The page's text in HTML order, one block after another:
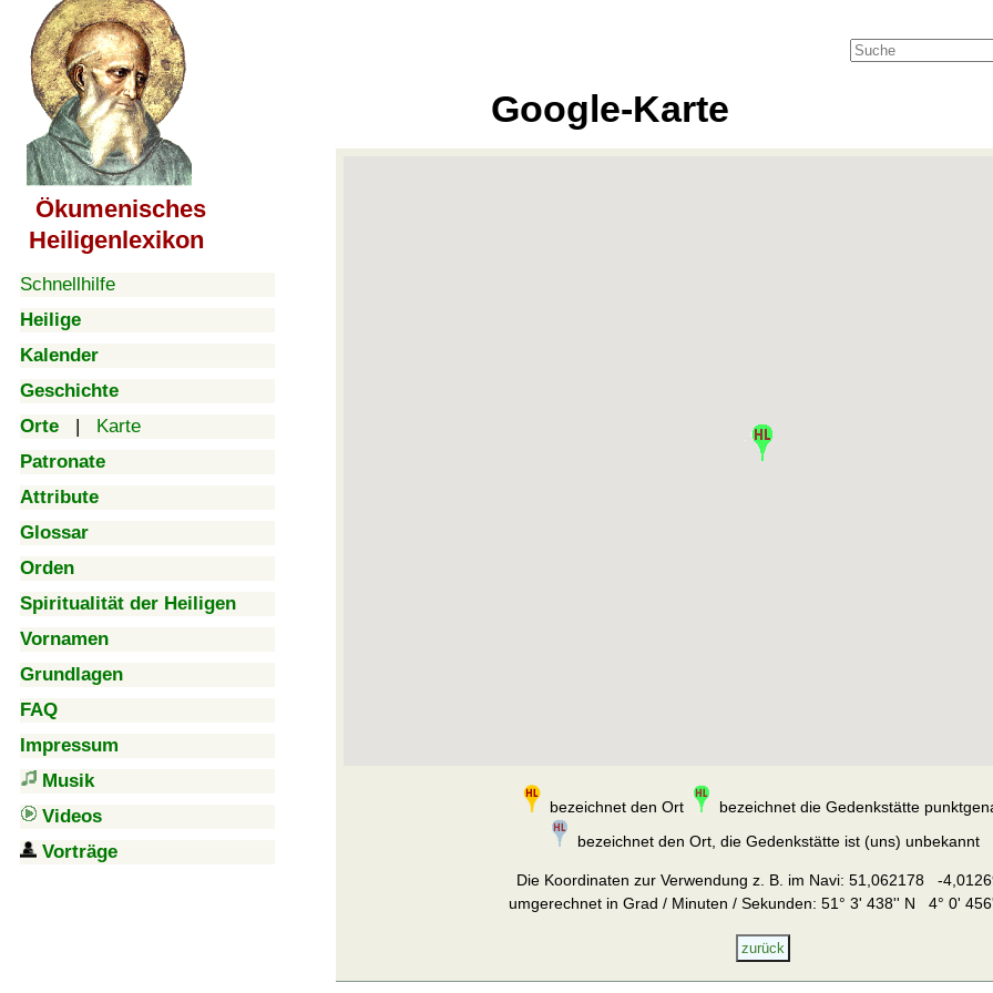
Ökumenisches
Heiligenlexikon
Schnellhilfe
Heilige
Kalender
Geschichte
Orte | Karte
Patronate
Attribute
Glossar
Orden
Spiritualität der Heiligen
Vornamen
Grundlagen
FAQ
Impressum
Musik
Videos
Vorträge
Google-Karte
bezeichnet den Ort
bezeichnet die Gedenkstätte
bezeichnet den Ort, die Gedenkstätte ist (uns) unbekannt
Die Koordinaten zur Verwendung z. B. im Navi: 51,062178 -
umgerechnet in Grad / Minuten / Sekunden: 51° 3' 438'' N 4° 0'